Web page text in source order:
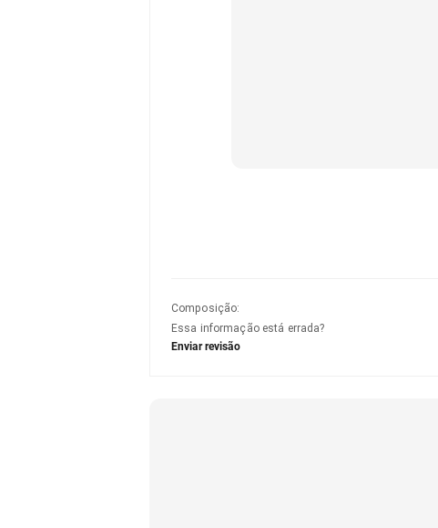
Composição:
Essa informação está errada?
Enviar revisão